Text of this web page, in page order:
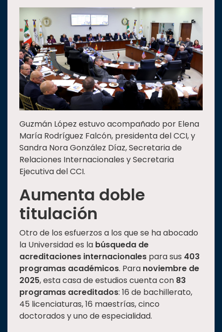
Guzmán López estuvo acompañado por Elena
María Rodríguez Falcón, presidenta del CCI, y
Sandra Nora González Díaz, Secretaria de
Relaciones Internacionales y Secretaria
Ejecutiva del CCI.
Aumenta doble
titulación
Otro de los esfuerzos a los que se ha abocado
la Universidad es la búsqueda de
acreditaciones internacionales para sus 403
programas académicos. Para noviembre de
2025, esta casa de estudios cuenta con 83
programas acreditados: 16 de bachillerato,
45 licenciaturas, 16 maestrías, cinco
doctorados y uno de especialidad.